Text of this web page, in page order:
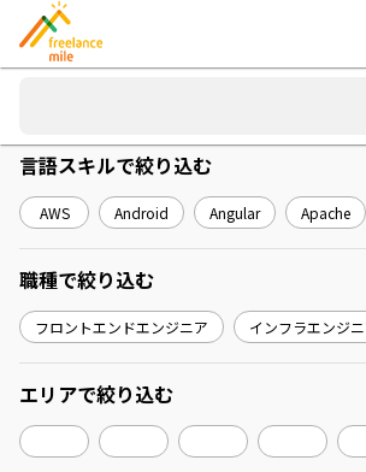
言語スキルで絞り込む
AWS Android Angular Apache
職種で絞り込む
フロントエンドエンジニア インフラエンジ
エリアで絞り込む